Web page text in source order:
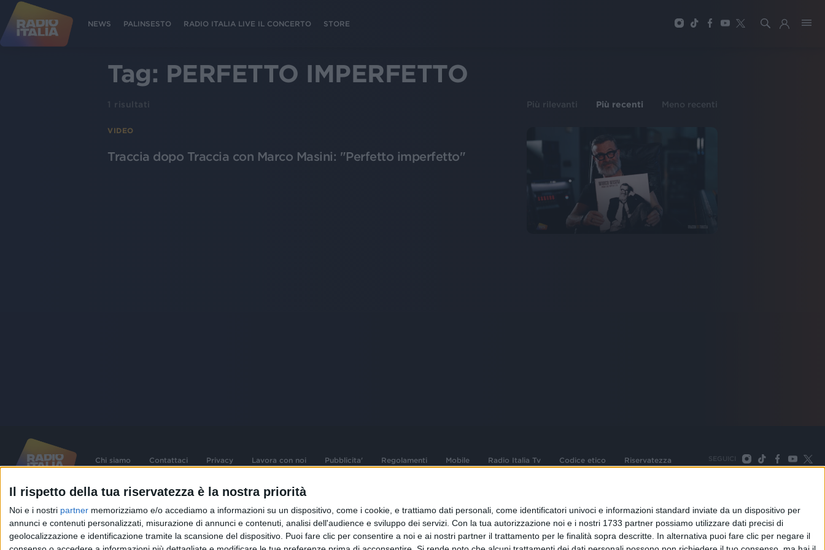
Il rispetto della tua riservatezza è la nostra priorità
Noi e i nostri partner memorizziamo e/o accediamo a informazioni su un dispositivo, come i cookie, e trattiamo dati personali, come identificatori univoci e informazioni standard inviate da un dispositivo per
annunci e contenuti personalizzati, misurazione di annunci e contenuti, analisi dell'audience e sviluppo dei servizi. Con la tua autorizzazione noi e i nostri 1733 partner possiamo utilizzare dati precisi di
geolocalizzazione e identificazione tramite la scansione del dispositivo. Puoi fare clic per consentire a noi e ai nostri partner il trattamento per le finalità sopra descritte. In alternativa puoi fare clic per negare il
NEWS PALINSESTO RADIO ITALIA LIVE IL CONCERTO STORE
Tag: PERFETTO IMPERFETTO
1 risultati Più rilevanti Più recenti Meno recenti
VIDEO
Traccia dopo Traccia con Marco Masini: "Perfetto imperfetto"
Chi siamo Contattaci Privacy Lavora con noi Pubblicita' Regolamenti Mobile Radio Italia Tv Codice etico Riservatezza SEGUICI
©2026RADIO ITALIA S.p.A. P.IVA 06832230152 | Tutti i diritti riservati. Per le opere dell'ingegno
contenute nel sito sono stati assolti gli obblighi derivanti dalla normativa dei diritti d'autore e dei diritti
connessi.
Capitale Sociale € 580.000,00 interamente versato. Iscr. Reg. Imprese Milano - C.F. e n° iscrizione
Sede Amministrativa: Viale Europa 49, 20093 Cologno Monzese (Mi) |Tel. +39 02 254441 | Fax +39
02 25444220
Sede Legale: Via Savona 97, 20144 Milano
TORNA SU